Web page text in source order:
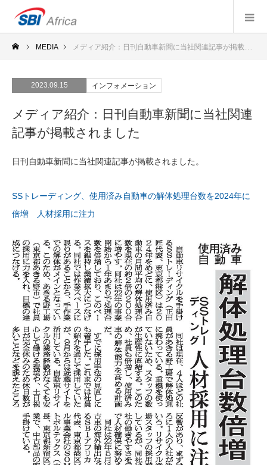
MEDIA メディア紹介：日刊自動車新聞に当社関連記事が掲載されました
2023.09.15 インフォメーション
メディア紹介：日刊自動車新聞に当社関連
記事が掲載されました
日刊自動車新聞に当社関連記事が掲載されました。
SSトレーディング、使用済み自動車の解体処理台数を2024年に
倍増 人材採用に注力